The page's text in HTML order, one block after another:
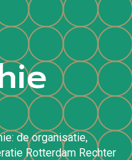
de organisatie,
Rotterdam Rechter